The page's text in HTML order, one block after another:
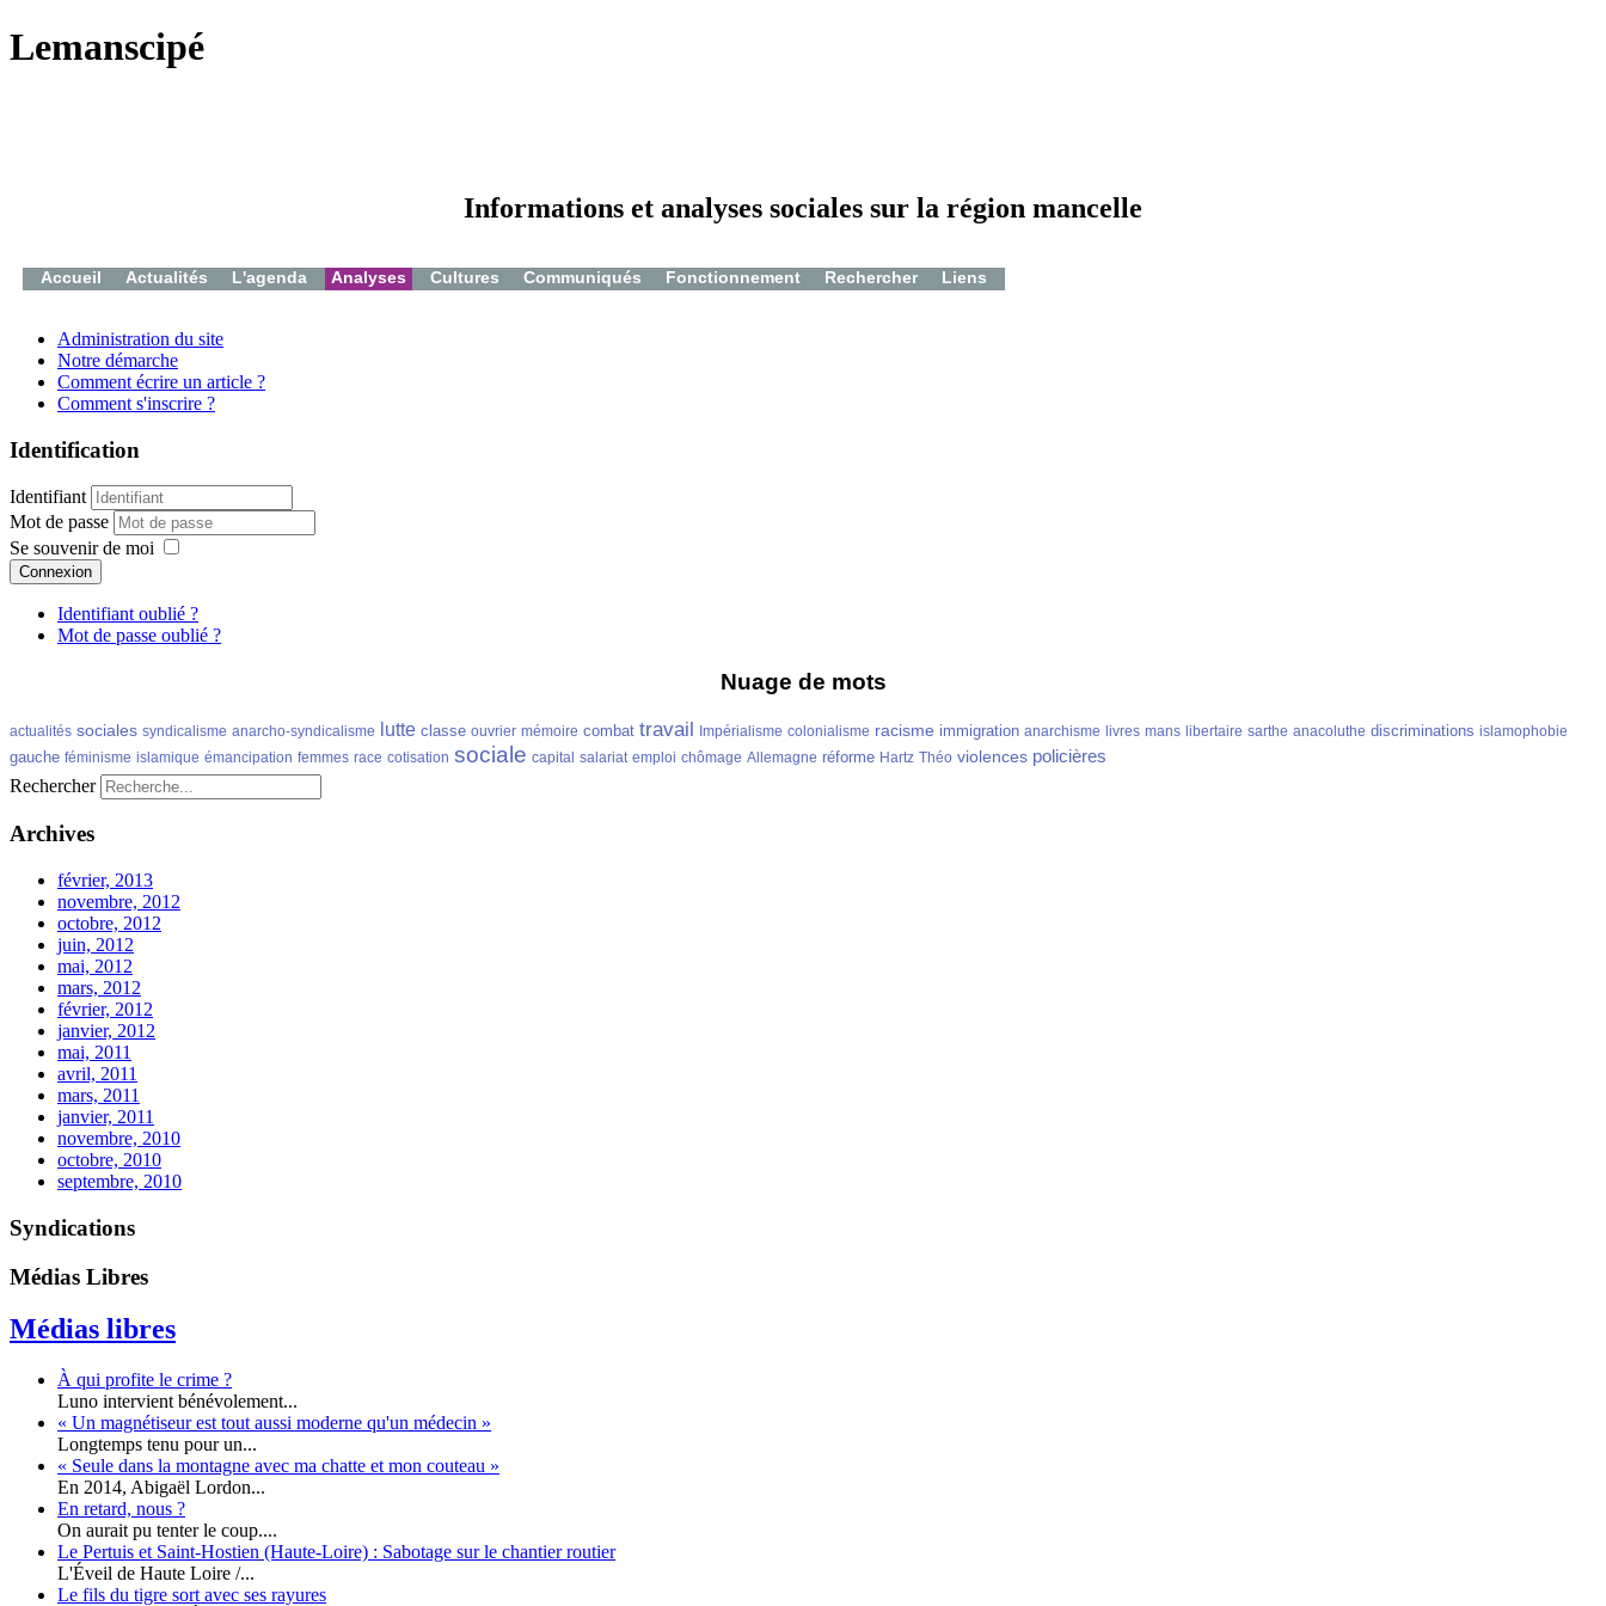
Lemanscipé
Informations et analyses sociales sur la région mancelle
Accueil Actualités L'agenda Analyses Cultures Communiqués Fonctionnement Rechercher Liens
Administration du site
Notre démarche
Comment écrire un article ?
Comment s'inscrire ?
Identification
Identifiant
Mot de passe
Se souvenir de moi
Connexion
Identifiant oublié ?
Mot de passe oublié ?
Nuage de mots
actualités sociales syndicalisme anarcho-syndicalisme lutte classe ouvrier mémoire combat travail Impérialisme colonialisme racisme immigration anarchisme livres mans libertaire sarthe anacoluthe discriminations islamophobie
gauche féminisme islamique émancipation femmes race cotisation sociale capital salariat emploi chômage Allemagne réforme Hartz Théo violences policières
Rechercher
Archives
février, 2013
novembre, 2012
octobre, 2012
juin, 2012
mai, 2012
mars, 2012
février, 2012
janvier, 2012
mai, 2011
avril, 2011
mars, 2011
janvier, 2011
novembre, 2010
octobre, 2010
septembre, 2010
Syndications
Médias Libres
Médias libres
À qui profite le crime ?
Luno intervient bénévolement...
« Un magnétiseur est tout aussi moderne qu'un médecin »
Longtemps tenu pour un...
« Seule dans la montagne avec ma chatte et mon couteau »
En 2014, Abigaël Lordon...
En retard, nous ?
On aurait pu tenter le coup....
Le Pertuis et Saint-Hostien (Haute-Loire) : Sabotage sur le chantier routier
L'Éveil de Haute Loire /...
Le fils du tigre sort avec ses rayures